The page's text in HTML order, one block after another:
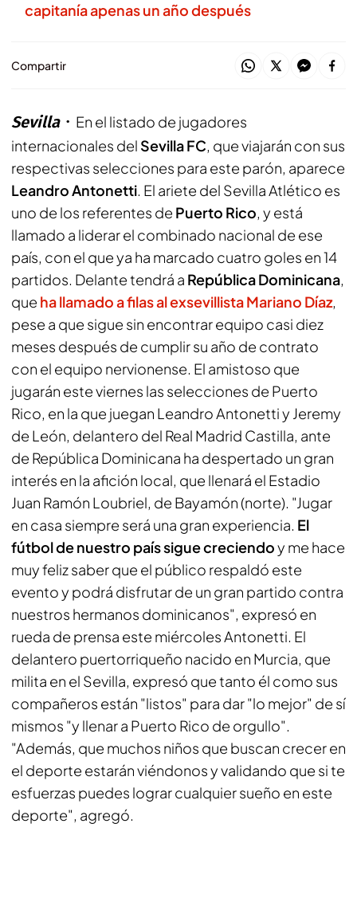
capitanía apenas un año después
Compartir
Sevilla
En el listado de jugadores
internacionales del Sevilla FC, que viajarán con sus
respectivas selecciones para este parón, aparece
Leandro Antonetti. El ariete del Sevilla Atlético es
uno de los referentes de Puerto Rico, y está
llamado a liderar el combinado nacional de ese
país, con el que ya ha marcado cuatro goles en 14
partidos. Delante tendrá a República Dominicana,
que ha llamado a filas al exsevillistaMariano Díaz,
pese a que sigue sin encontrar equipo casi diez
meses después de cumplir su año de contrato
con el equipo nervionense. El amistoso que
jugarán este viernes las selecciones de Puerto
Rico, en la que juegan Leandro Antonetti y Jeremy
de León, delantero del Real Madrid Castilla, ante
de República Dominicana ha despertado un gran
interés en la afición local, que llenará el Estadio
Juan Ramón Loubriel, de Bayamón (norte). "Jugar
en casa siempre será una gran experiencia. El
fútbol de nuestro país sigue creciendoy me hace
muy feliz saber que el público respaldó este
evento y podrá disfrutar de un gran partido contra
nuestros hermanos dominicanos", expresó en
rueda de prensa este miércoles Antonetti. El
delantero puertorriqueño nacido en Murcia, que
milita en el Sevilla, expresó que tanto él como sus
compañeros están "listos" para dar "lo mejor" de sí
mismos "y llenar a Puerto Rico de orgullo".
"Además, que muchos niños que buscan crecer en
el deporte estarán viéndonos y validando que si te
esfuerzas puedes lograr cualquier sueño en este
deporte", agregó.